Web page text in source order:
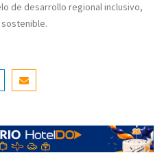
de desarrollo regional inclusivo,